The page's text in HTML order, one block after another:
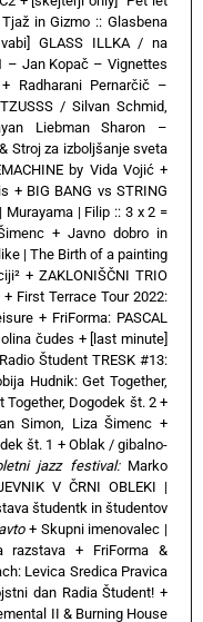
Tjaž in Gizmo :: Glasbena
GLASS ILLKA / na
– Jan Kopač – Vignettes
+ Radharani Pernarčič –
TZUSSS / Silvan Schmid,
Liebman Sharon –
Stroj za izboljšanje sveta
by Vida Vojić+
+ BIG BANG vs STRING
Murayama | Filip :: 3 x 2 =
+ Javno dobro in
| The Birth of a painting
+ ZAKLONIŠČNI TRIO
+ First Terrace Tour 2022:
+ FriForma: PASCAL
čudes + [last minute]
Radio Študent TRESK #13:
Hudnik: Get Together,
Together, Dogodek št. 2+
Simon, Liza Šimenc +
št. 1 + Oblak / gibalno-
jazz festival:Marko
V ČRNI OBLEKI |
študentk in študentov
+ Skupni imenovalec |
razstava + FriForma &
Levica Sredica Pravica
dan Radia Študent! +
II & Burning House